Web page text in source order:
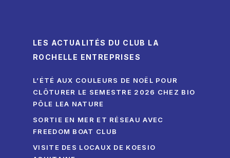
LES ACTUALITÉS DU CLUB LA
ROCHELLE ENTREPRISES
L’ÉTÉ AUX COULEURS DE NOËL POUR
CLÔTURER LE SEMESTRE 2026 CHEZ BIO
PÔLE LEA NATURE
SORTIE EN MER ET RÉSEAU AVEC
FREEDOM BOAT CLUB
VISITE DES LOCAUX DE KOESIO